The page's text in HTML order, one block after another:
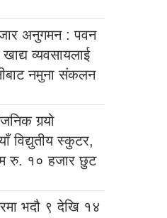
अनुगमन : पवन
व्यवसायलाई
नमुना संकलन
गर्‍यो
विद्युतीय स्कुटर,
रु. १० हजार छुट
भदौ ९ देखि १४